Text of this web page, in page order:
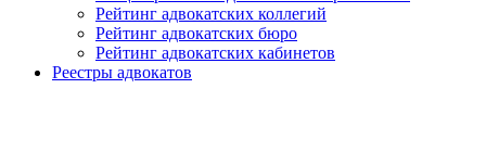
Рейтинг адвокатских коллегий
Рейтинг адвокатских бюро
Рейтинг адвокатских кабинетов
Реестры адвокатов